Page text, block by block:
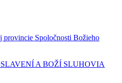
provincie Spoločnosti Božieho
A BOŽÍ SLUHOVIA